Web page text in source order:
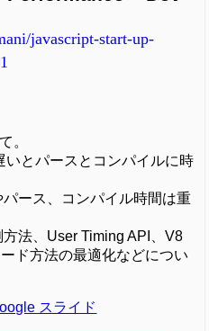
javascript-start-up-
。
とパースとコンパイルに時
ース、コンパイル時間は重
法、User Timing API、V8
ド方法の最適化などについ
スライド